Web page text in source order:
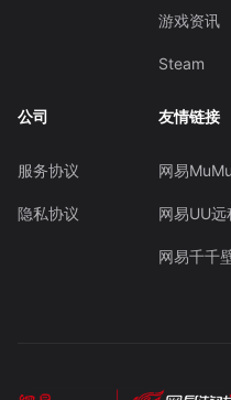
游戏资讯
Steam
公司
服务协议
隐私协议
友情链接
网易
网易UU远
网易千千